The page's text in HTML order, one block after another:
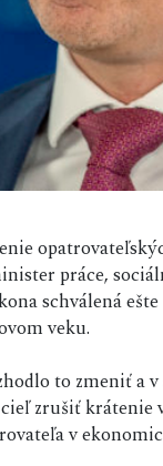
práce,
schválená
veku.
to zmeniť a
zrušiť
v